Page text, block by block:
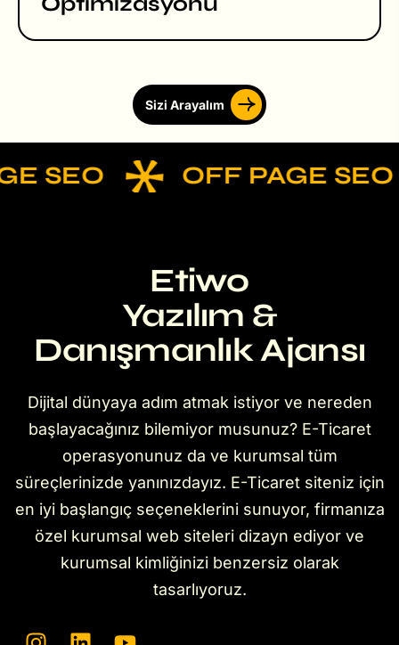
Sizi Arayalım
SEO OFF PAGE SEO
Etiwo
Yazılım &
Danışmanlık Ajansı
Dijital dünyaya adım atmak istiyor ve nereden
başlayacağınız bilemiyor musunuz? E-Ticaret
operasyonunuz da ve kurumsal tüm
süreçlerinizde yanınızdayız. E-Ticaret siteniz için
en iyi başlangıç seçeneklerini sunuyor, firmanıza
özel kurumsal web siteleri dizayn ediyor ve
kurumsal kimliğinizi benzersiz olarak
tasarlıyoruz.